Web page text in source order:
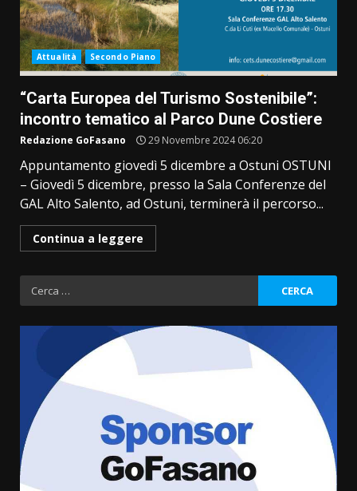
Attualità Secondo Piano
“Carta Europea del Turismo Sostenibile”:
incontro tematico al Parco Dune Costiere
Redazione GoFasano 29 Novembre 2024 06:20
Appuntamento giovedì 5 dicembre a Ostuni OSTUNI
– Giovedì 5 dicembre, presso la Sala Conferenze del
GAL Alto Salento, ad Ostuni, terminerà il percorso...
Continua a leggere
Ricerca
per:
Politiche Giovanili e Mobilità
Sostenibile: premiati gli studenti
universitari del bando “La strada